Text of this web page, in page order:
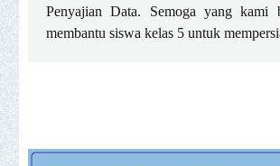
Penyajian Data. Semoga yang kami
membantu siswa kelas 5 untuk